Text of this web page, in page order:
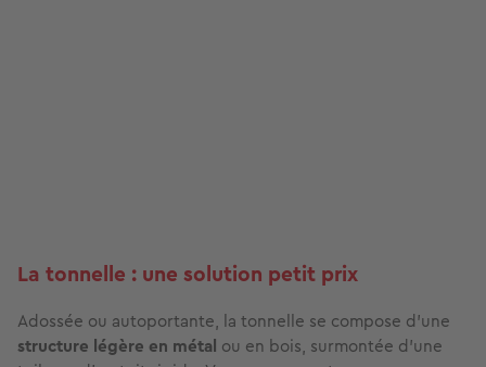
La tonnelle : une solution petit prix
Adossée ou autoportante, la tonnelle se compose d’une
structure légère en métal ou en bois, surmontée d’une